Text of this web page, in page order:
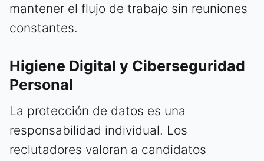
mantener el flujo de trabajo sin reuniones
constantes.
Higiene Digital y Ciberseguridad
Personal
La protección de datos es una
responsabilidad individual. Los
reclutadores valoran a candidatos